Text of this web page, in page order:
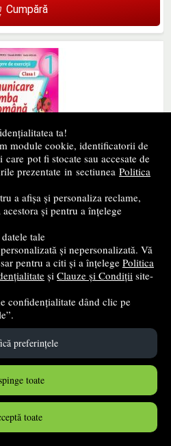
ta!
module cookie, identificatorii de
pot fi stocate sau accesate de
prezentate in sectiunea Politica
a afișa și personaliza reclame,
și pentru a înțelege
tale
și nepersonalizată. Vă
pentru a citi și a înțelege Politica
și Clauze și Condiții site-
confidențialitate dând clic pe
preferințele
toate
toate
Cumpără
Culegere de exercitii clasa
Dumitrescu
,43lei
lei (-37,5%)
Cumpără